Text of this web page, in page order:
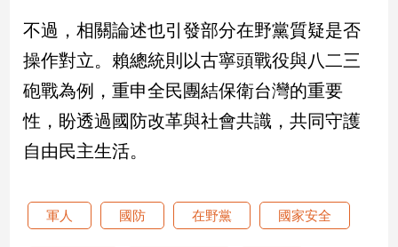
病
專
區
南
灣
觀
不過，相關論述也引發部分在野黨質疑是否
操作對立。賴總統則以古寧頭戰役與八二三
砲戰為例，重申全民團結保衛台灣的重要
性，盼透過國防改革與社會共識，共同守護
自由民主生活。
軍人 國防 在野黨 國家安全